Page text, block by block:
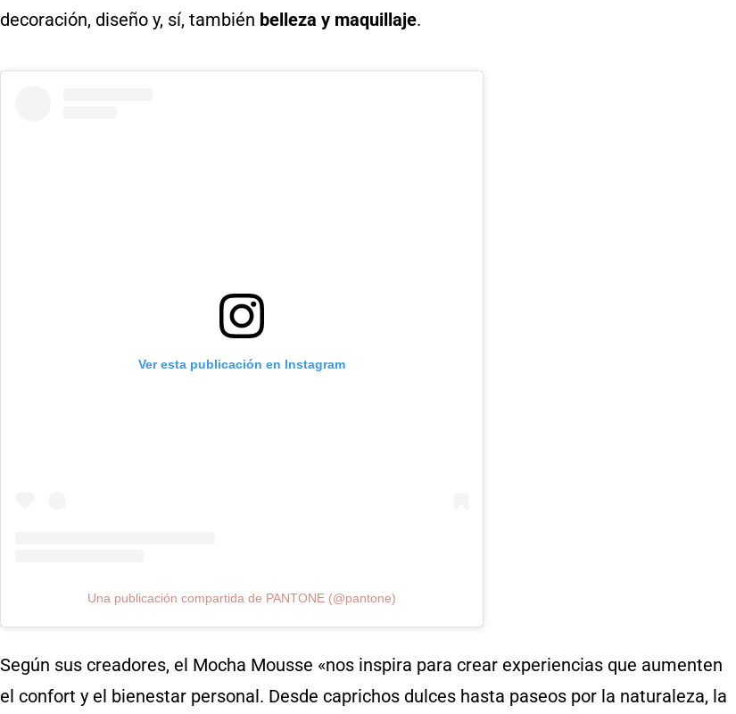
decoración, diseño y, sí, también belleza y maquillaje.
Ver esta publicación en Instagram
Una publicación compartida de PANTONE (@pantone)
Según sus creadores, el Mocha Mousse «nos inspira para crear experiencias que aumenten
el confort y el bienestar personal. Desde caprichos dulces hasta paseos por la naturaleza, la